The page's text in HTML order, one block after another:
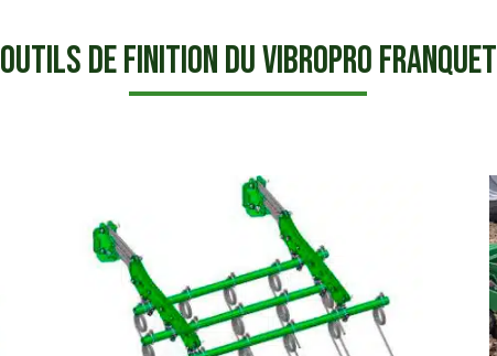
Outils de finition du Vibropro Franquet